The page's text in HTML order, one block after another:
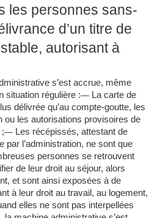
les personnes sans-
d’un titre de
autorisant à
s’est accrue, même
situation régulière :— La carte de
délivrée qu’au compte-goutte, les
ou les autorisations provisoires de
— Les récépissés, attestant de
par l’administration, ne sont que
personnes se retrouvent
de leur droit au séjour, alors
et sont ainsi exposées à de
à leur droit au travail, au logement,
elles ne sont pas interpellées